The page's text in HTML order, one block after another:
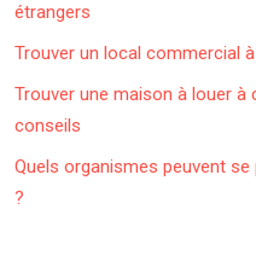
étrangers
Trouver un local commercial
Trouver une maison à louer
conseils
Quels organismes peuvent
?